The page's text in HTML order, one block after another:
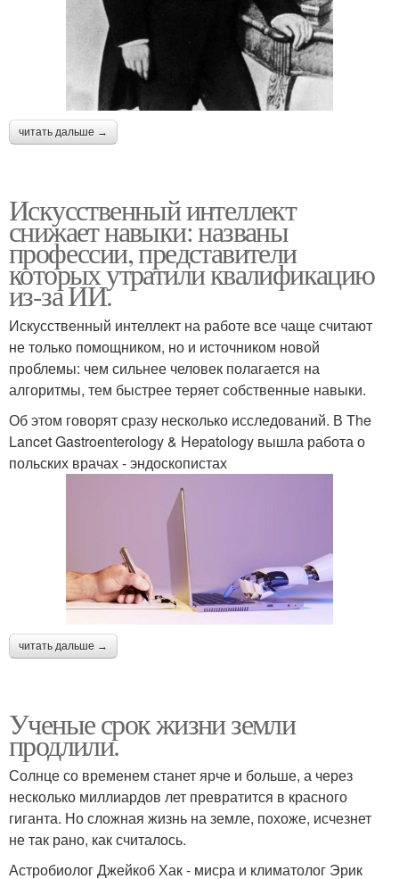
читать дальше →
Искусственный интеллект
снижает навыки: названы
профессии, представители
которых утратили квалификацию
из-за ИИ.
Искусственный интеллект на работе все чаще считают
не только помощником, но и источником новой
проблемы: чем сильнее человек полагается на
алгоритмы, тем быстрее теряет собственные навыки.
Об этом говорят сразу несколько исследований. В The
Lancet Gastroenterology & Hepatology вышла работа о
польских врачах - эндоскопистах
читать дальше →
Ученые срок жизни земли
продлили.
Солнце со временем станет ярче и больше, а через
несколько миллиардов лет превратится в красного
гиганта. Но сложная жизнь на земле, похоже, исчезнет
не так рано, как считалось.
Астробиолог Джейкоб Хак - мисра и климатолог Эрик